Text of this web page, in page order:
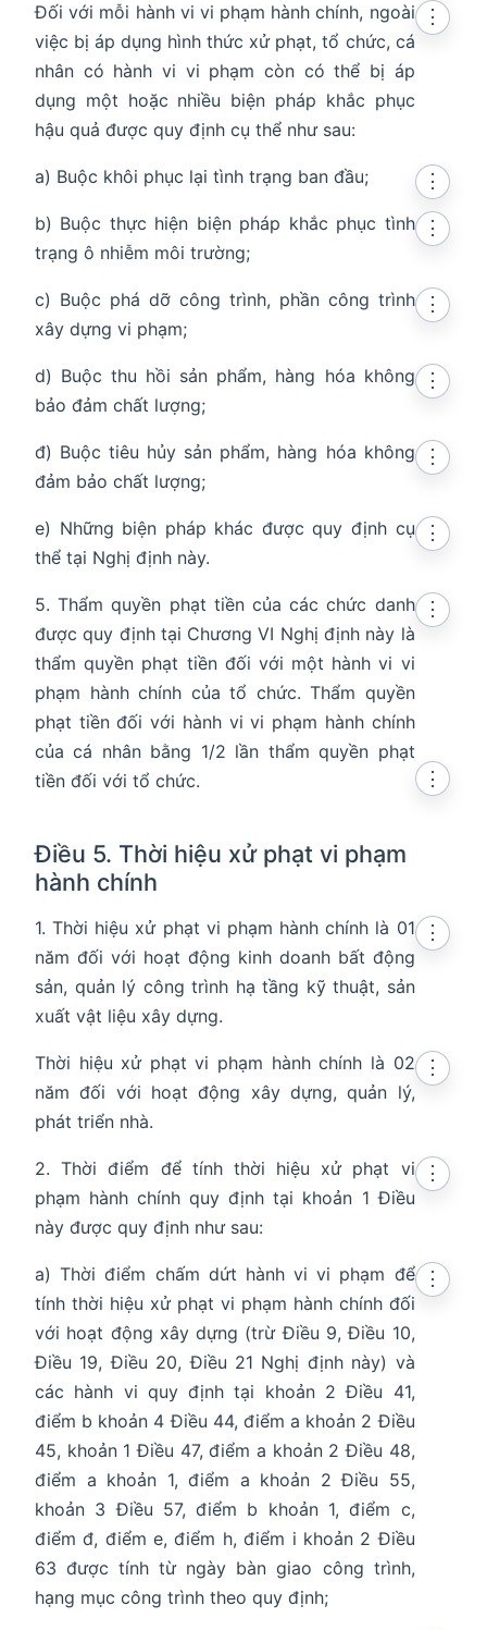
Đối với mỗi hành vi vi phạm hành chính, ngoài
việc bị áp dụng hình thức xử phạt, tổ chức, cá
nhân có hành vi vi phạm còn có thể bị áp
dụng một hoặc nhiều biện pháp khắc phục
hậu quả được quy định cụ thể như sau:
⋮
a) Buộc khôi phục lại tình trạng ban đầu;
⋮
b) Buộc thực hiện biện pháp khắc phục tình
trạng ô nhiễm môi trường;
⋮
c) Buộc phá dỡ công trình, phần công trình
xây dựng vi phạm;
⋮
d) Buộc thu hồi sản phẩm, hàng hóa không
bảo đảm chất lượng;
⋮
đ) Buộc tiêu hủy sản phẩm, hàng hóa không
đảm bảo chất lượng;
⋮
e) Những biện pháp khác được quy định cụ
thể tại Nghị định này.
⋮
5. Thẩm quyền phạt tiền của các chức danh
được quy định tại Chương VI Nghị định này là
thẩm quyền phạt tiền đối với một hành vi vi
phạm hành chính của tổ chức. Thẩm quyền
phạt tiền đối với hành vi vi phạm hành chính
của cá nhân bằng 1/2 lần thẩm quyền phạt
tiền đối với tổ chức.
⋮
Điều 5. Thời hiệu xử phạt vi phạm
hành chính
⋮
1. Thời hiệu xử phạt vi phạm hành chính là 01
năm đối với hoạt động kinh doanh bất động
sản, quản lý công trình hạ tầng kỹ thuật, sản
xuất vật liệu xây dựng.
⋮
Thời hiệu xử phạt vi phạm hành chính là 02
năm đối với hoạt động xây dựng, quản lý,
phát triển nhà.
⋮
2. Thời điểm để tính thời hiệu xử phạt vi
phạm hành chính quy định tại khoản 1 Điều
này được quy định như sau:
⋮
a) Thời điểm chấm dứt hành vi vi phạm để
tính thời hiệu xử phạt vi phạm hành chính đối
với hoạt động xây dựng (trừ Điều 9, Điều 10,
Điều 19, Điều 20, Điều 21 Nghị định này) và
các hành vi quy định tại khoản 2 Điều 41,
điểm b khoản 4 Điều 44, điểm a khoản 2 Điều
45, khoản 1 Điều 47, điểm a khoản 2 Điều 48,
điểm a khoản 1, điểm a khoản 2 Điều 55,
khoản 3 Điều 57, điểm b khoản 1, điểm c,
điểm đ, điểm e, điểm h, điểm i khoản 2 Điều
63 được tính từ ngày bàn giao công trình,
hạng mục công trình theo quy định;
⋮